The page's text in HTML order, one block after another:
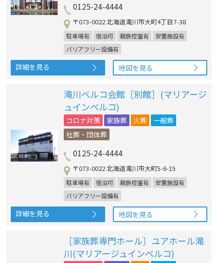
0125-24-4444
〒073-0022 北海道滝川市大町4丁目7-38
駐車場有 宿泊可 親族控室有
安置施設有
バリアフリー設備有
詳細を見る 地図を見る
滝川ベルコ会館［別館］(マリアージ
ュインベルコ)
コロナ対策 家族葬 火葬
一般葬
社葬・団体葬
0125-24-4444
〒073-0022 北海道滝川市大町5-6-15
駐車場有 宿泊可 親族控室有
安置施設有
バリアフリー設備有
詳細を見る 地図を見る
［家族葬専門ホール］ユアホール滝
川(マリアージュインベルコ)